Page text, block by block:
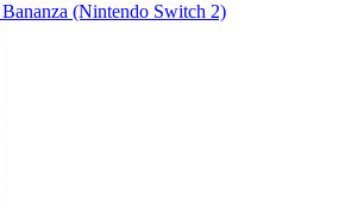
(Nintendo Switch 2)